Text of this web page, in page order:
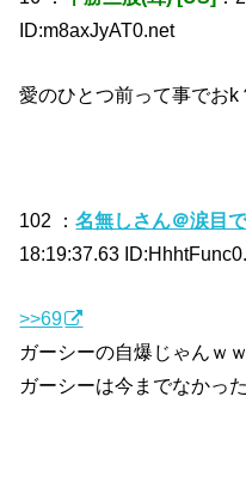
ID:m8axJyAT0.net
愛のひとつ前って事でおk
102 ：名無しさん＠涙目で
18:19:37.63
>>69
ガーシーの自爆じゃんｗ
ガーシーは今までなかっ